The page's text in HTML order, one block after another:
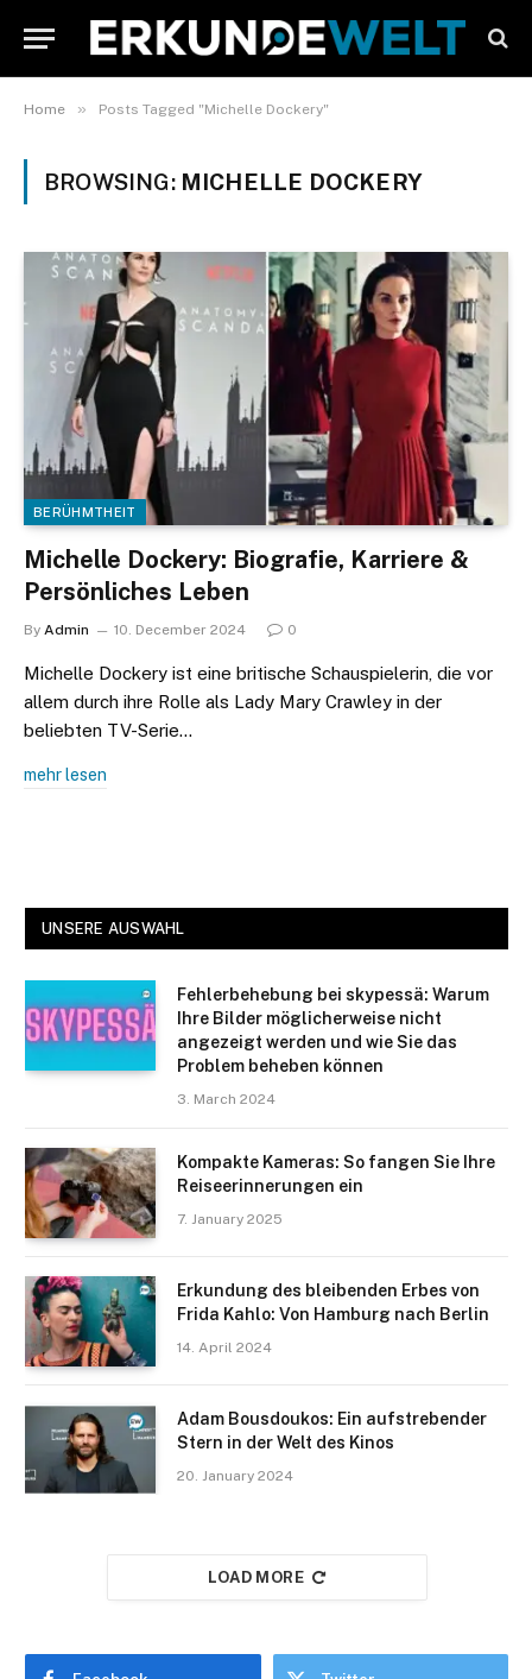
Home » Posts Tagged "Michelle Dockery"
BROWSING: MICHELLE DOCKERY
BERÜHMTHEIT
Michelle Dockery: Biografie, Karriere &
Persönliches Leben
By Admin 10. December 2024 0
Michelle Dockery ist eine britische Schauspielerin, die vor
allem durch ihre Rolle als Lady Mary Crawley in der
beliebten TV-Serie…
mehr lesen
UNSERE AUSWAHL
Fehlerbehebung bei skypessä: Warum
Ihre Bilder möglicherweise nicht
angezeigt werden und wie Sie das
Problem beheben können
3. March 2024
Kompakte Kameras: So fangen Sie Ihre
Reiseerinnerungen ein
7. January 2025
Erkundung des bleibenden Erbes von
Frida Kahlo: Von Hamburg nach Berlin
14. April 2024
Adam Bousdoukos: Ein aufstrebender
Stern in der Welt des Kinos
20. January 2024
LOAD MORE